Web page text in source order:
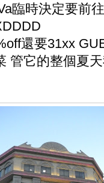
臨時決定要前
還要31xx
管它的整個夏